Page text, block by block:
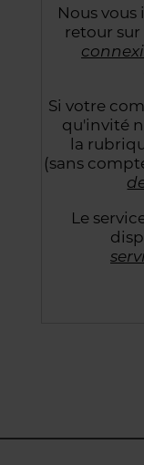
Nous
retour sur
Si votre
qu'invité
la
(sans
Le